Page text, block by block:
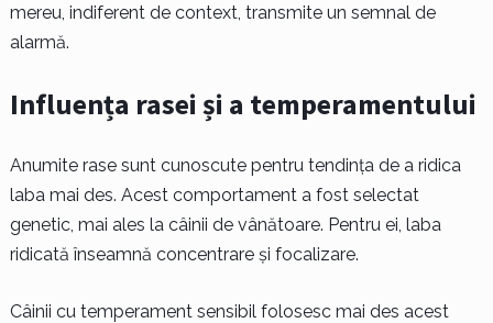
mereu, indiferent de context, transmite un semnal de
alarmă.
Influența rasei și a temperamentului
Anumite rase sunt cunoscute pentru tendința de a ridica
laba mai des. Acest comportament a fost selectat
genetic, mai ales la câinii de vânătoare. Pentru ei, laba
ridicată înseamnă concentrare și focalizare.
Câinii cu temperament sensibil folosesc mai des acest